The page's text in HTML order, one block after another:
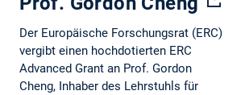
Der Europäische Forschungsrat (ERC)
vergibt einen hochdotierten ERC
Advanced Grant an Prof. Gordon
Cheng, Inhaber des Lehrstuhls für